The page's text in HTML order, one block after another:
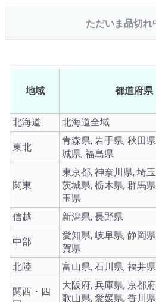
ただいま品切れ
地域 都道府県
北海道
北海道全域
東北
青森県, 岩手県, 秋田
城県, 福島県
関東
東京都, 神奈川県, 埼
茨城県, 栃木県, 群馬
玉県
信越 新潟県, 長野県
中部
愛知県, 岐阜県, 静岡
賀県
北陸 富山県, 石川県, 福井県
関西・四
大阪府, 兵庫県, 京都
歌山県, 愛媛県, 香川